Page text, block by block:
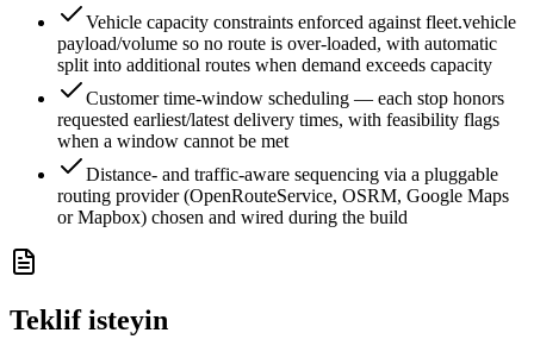
Vehicle capacity constraints enforced against fleet.vehicle
payload/volume so no route is over-loaded, with automatic
split into additional routes when demand exceeds capacity
Customer time-window scheduling — each stop honors
requested earliest/latest delivery times, with feasibility flags
when a window cannot be met
Distance- and traffic-aware sequencing via a pluggable
routing provider (OpenRouteService, OSRM, Google Maps
or Mapbox) chosen and wired during the build
Teklif isteyin